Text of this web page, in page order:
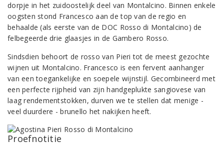
dorpje in het zuidoostelijk deel van Montalcino. Binnen enkele
oogsten stond Francesco aan de top van de regio en
behaalde (als eerste van de DOC Rosso di Montalcino) de
felbegeerde drie glaasjes in de Gambero Rosso.
Sindsdien behoort de rosso van Pieri tot de meest gezochte
wijnen uit Montalcino. Francesco is een fervent aanhanger
van een toegankelijke en soepele wijnstijl. Gecombineerd met
een perfecte rijpheid van zijn handgeplukte sangiovese van
laag rendementstokken, durven we te stellen dat menige -
veel duurdere - brunello het nakijken heeft.
Proefnotitie